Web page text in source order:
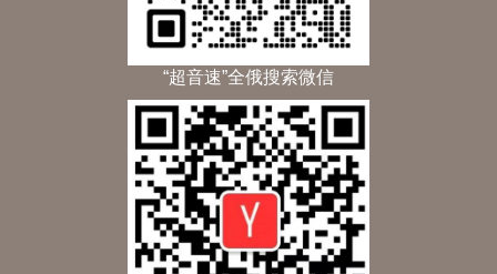
“超音速”全俄搜索微信